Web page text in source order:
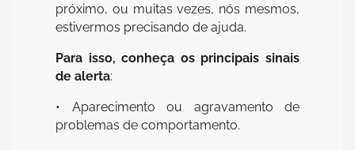
próximo, ou muitas vezes, nós mesmos,
estivermos precisando de ajuda.
Para isso, conheça os principais sinais
de alerta:
• Aparecimento ou agravamento de
problemas de comportamento.